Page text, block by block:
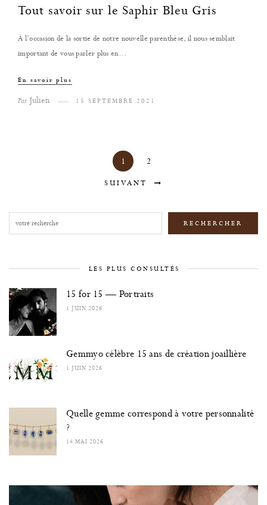
Tout savoir sur le Saphir Bleu Gris
À l’occasion de la sortie de notre nouvelle parenthèse, il nous semblait
important de vous parler plus en…
En savoir plus
Par Julien 15 SEPTEMBRE 2021
1 2
SUIVANT
Rechercher RECHERCHER
LES PLUS CONSULTÉS
15 for 15 — Portraits
1 JUIN 2026
Gemmyo célèbre 15 ans de création joaillière
1 JUIN 2026
Quelle gemme correspond à votre personnalité
?
14 MAI 2026